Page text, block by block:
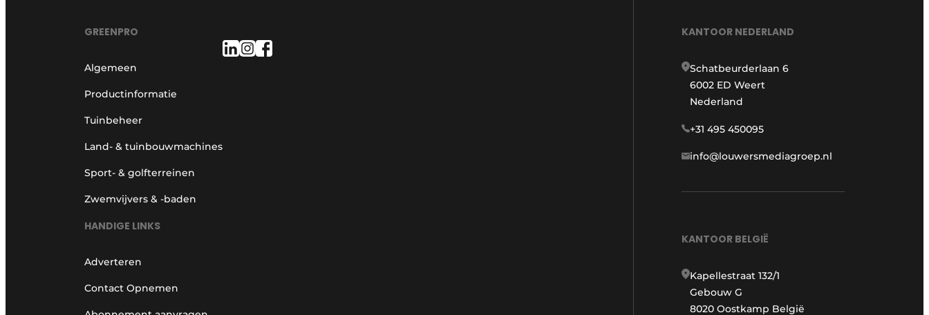
GREENPRO
Algemeen
Productinformatie
Tuinbeheer
Land- & tuinbouwmachines
Sport- & golfterreinen
Zwemvijvers & -baden
HANDIGE LINKS
Adverteren
Contact Opnemen
KANTOOR NEDERLAND
Schatbeurderlaan 6
6002 ED Weert
Nederland
+31 495 450095
info@louwersmediagroep.nl
KANTOOR BELGIË
Kapellestraat 132/1
Gebouw G
8020 Oostkamp België